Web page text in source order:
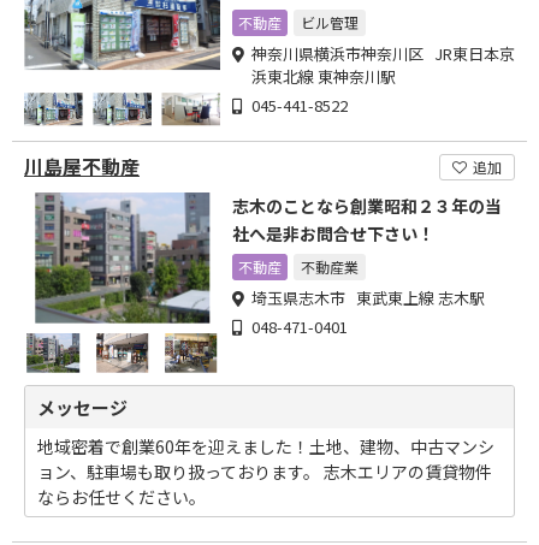
不動産 ビル管理
神奈川県横浜市神奈川区 JR東日本京
浜東北線 東神奈川駅
045-441-8522
川島屋不動産 追加
志木のことなら創業昭和２３年の当
社へ是非お問合せ下さい！
不動産 不動産業
埼玉県志木市 東武東上線 志木駅
048-471-0401
メッセージ
地域密着で創業60年を迎えました！土地、建物、中古マンシ
ョン、駐車場も取り扱っております。 志木エリアの賃貸物件
ならお任せください。